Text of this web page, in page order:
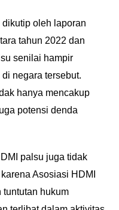
oleh laporan
tahun 2022 dan
senilai hampir
negara tersebut.
hanya mencakup
potensi denda
palsu juga tidak
Asosiasi HDMI
hukum